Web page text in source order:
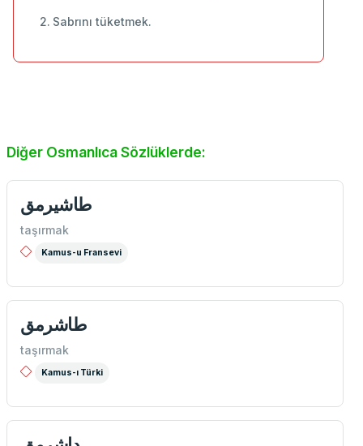
Sabrını tüketmek.
Diğer Osmanlıca Sözlüklerde:
طاشيرمق
taşırmak
Kamus-u Fransevi
طاشرمق
taşırmak
Kamus-ı Türki